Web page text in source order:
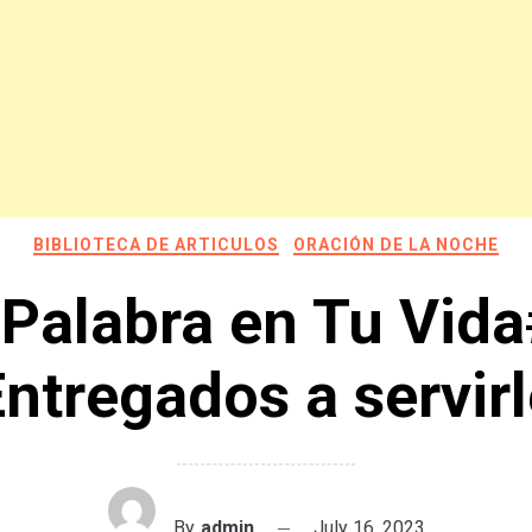
BIBLIOTECA DE ARTICULOS ORACIÓN DE LA NOCHE
en Tu
a